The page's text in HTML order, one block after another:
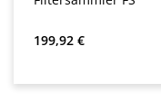
Regulärer Preis:
199,92 €